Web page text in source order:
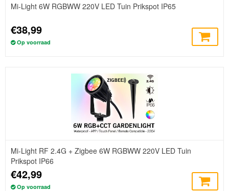
Mi-Light 6W RGBWW 220V LED Tuin Prikspot IP65
€38,99
Op voorraad
Mi-Light RF 2.4G + Zigbee 6W RGBWW 220V LED Tuin
Prikspot IP66
€42,99
Op voorraad